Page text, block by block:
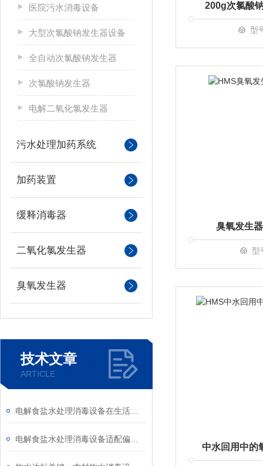
医院污水消毒设备
大型次氯酸钠发生器设备
全自动次氯酸钠发生器
次氯酸钠发生器
电解二氧化氯发生器
污水处理加药系统
加药装置
缓释消毒器
二氧化氯发生器
臭氧发生器
技术文章
ARTICLE
200g次氯酸
型
臭氧发生
型
中水回用中的